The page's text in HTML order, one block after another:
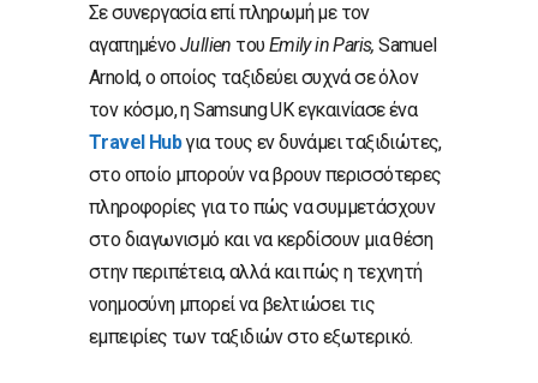
Σε συνεργασία επί πληρωμή με τον
αγαπημένοJullien του EmilyinParis,Samuel
Arnold, ο οποίος ταξιδεύει συχνά σε όλον
τον κόσμο, η Samsung UK εγκαινίασε ένα
Τravel Hubγια τους εν δυνάμει ταξιδιώτες,
στο οποίο μπορούν να βρουν περισσότερες
πληροφορίες για το πώς να συμμετάσχουν
στο διαγωνισμό και να κερδίσουν μια θέση
στην περιπέτεια, αλλά και πώς η τεχνητή
νοημοσύνη μπορεί να βελτιώσει τις
εμπειρίες των ταξιδιών στο εξωτερικό.